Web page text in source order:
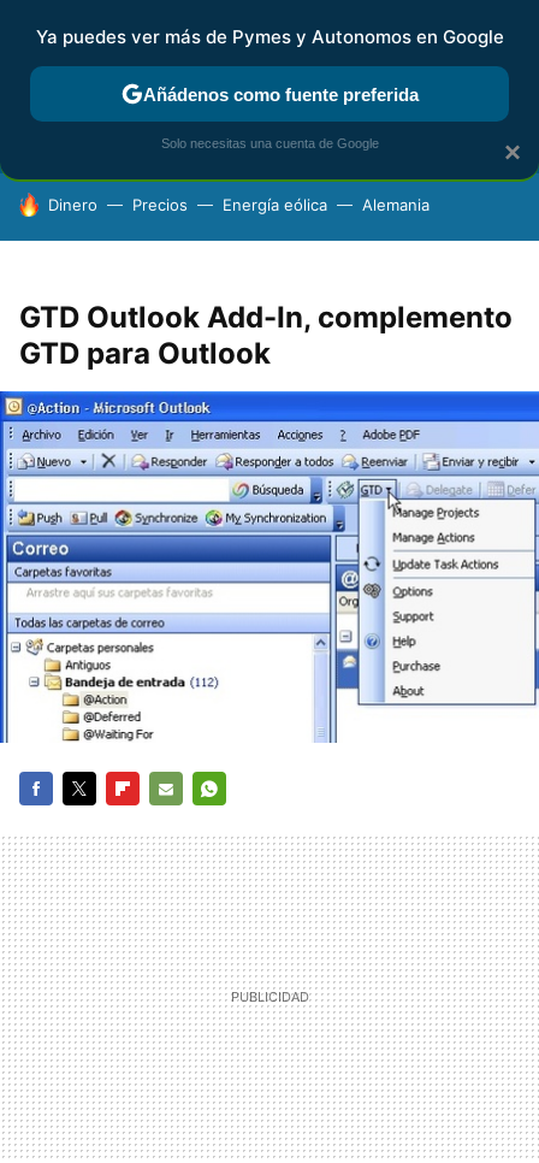
FISCALIDAD Y CONTABILIDAD KIT DIGITAL RENTA
HOY SE HABLA DE
Dinero Precios Energía eólica Alemania
GTD Outlook Add-In, complemento
GTD para Outlook
MAIL
×
Ya puedes ver más de Pymes y Autonomos en Google
Añádenos como fuente preferida
Solo necesitas una cuenta de Google